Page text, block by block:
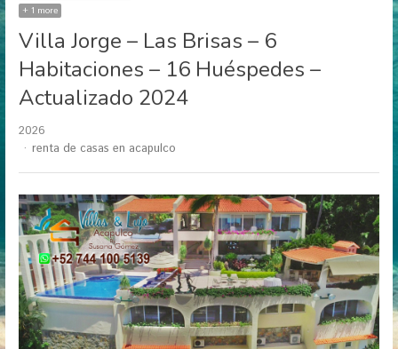
+ 1 more
Villa Jorge – Las Brisas – 6
Habitaciones – 16 Huéspedes –
Actualizado 2024
2026
Author
renta de casas en acapulco